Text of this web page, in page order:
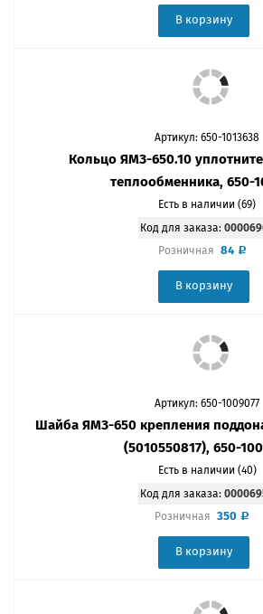
В корзину
Артикул: 650-1013638
Кольцо ЯМЗ-650.10
теплообменника, 650-
Есть в наличии (69)
Код для заказа:
Розничная 84
В корзину
Артикул: 650-1009077
Шайба ЯМЗ-650 крепления
(5010550817), 650-
Есть в наличии (40)
Код для заказа:
Розничная 350
В корзину